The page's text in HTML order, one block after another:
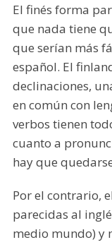
El finés forma
que nada tiene
que serían más
español. El
declinaciones,
en común con
verbos tienen
cuanto a
hay que
Por el contrario,
parecidas al
medio mundo) y